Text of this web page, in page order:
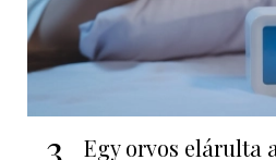
3 Egy orvos elárulta